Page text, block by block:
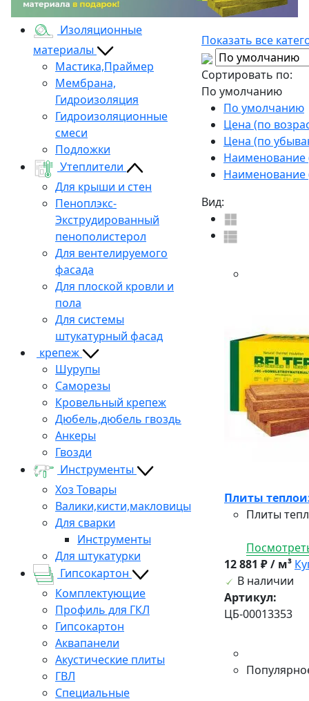
Изоляционные
материалы
Мастика,Праймер
Мембрана,
Гидроизоляция
Гидроизоляционные
смеси
Подложки
Утеплители
Для крыши и стен
Пеноплэкс-
Экструдированный
пенополистерол
Для вентелируемого
фасада
Для плоской кровли и
пола
Для системы
штукатурный фасад
крепеж
Шурупы
Саморезы
Кровельный крепеж
Дюбель,дюбель гвоздь
Анкеры
Гвозди
Инструменты
Хоз Товары
Валики,кисти,макловицы
Для сварки
Инструменты
Для штукатурки
Гипсокартон
Комплектующие
Профиль для ГКЛ
Гипсокартон
Аквапанели
Акустические плиты
ГВЛ
Специальные
Показать все
Сортировать по:
По умолчанию
По умолчанию
Цена (по
Цена (по
Наименование
Наименование
Вид:
Плиты
Плиты
12 881 ₽ / м³
В наличии
Артикул:
ЦБ-00013353